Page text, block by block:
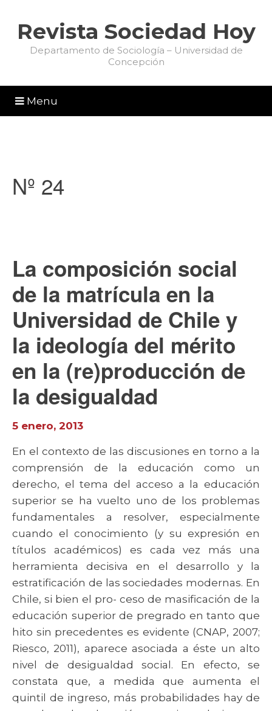
Revista Sociedad Hoy
Departamento de Sociología – Universidad de
Concepción
Menu
Nº 24
La composición social
de la matrícula en la
Universidad de Chile y
la ideología del mérito
en la (re)producción de
la desigualdad
5 enero, 2013
En el contexto de las discusiones en torno a la
comprensión de la educación como un
derecho, el tema del acceso a la educación
superior se ha vuelto uno de los problemas
fundamentales a resolver, especialmente
cuando el conocimiento (y su expresión en
títulos académicos) es cada vez más una
herramienta decisiva en el desarrollo y la
estratificación de las sociedades modernas. En
Chile, si bien el pro- ceso de masificación de la
educación superior de pregrado en tanto que
hito sin precedentes es evidente (CNAP, 2007;
Riesco, 2011), aparece asociada a éste un alto
nivel de desigualdad social. En efecto, se
constata que, a medida que aumenta el
quintil de ingreso, más probabilidades hay de